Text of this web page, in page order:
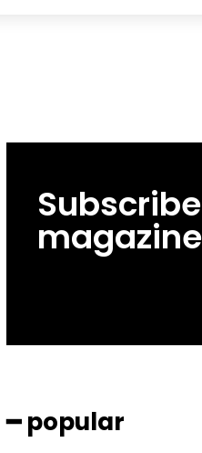
magazine
━ popular